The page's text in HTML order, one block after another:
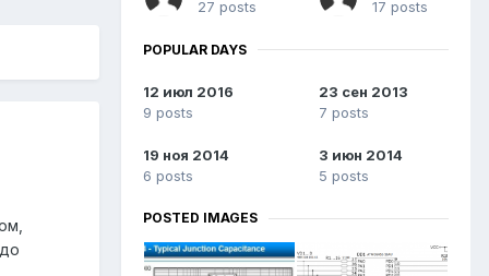
27 posts
17 posts
POPULAR DAYS
12 июл 2016
9 posts
23 сен 2013
7 posts
19 ноя 2014
6 posts
3 июн 2014
5 posts
POSTED IMAGES